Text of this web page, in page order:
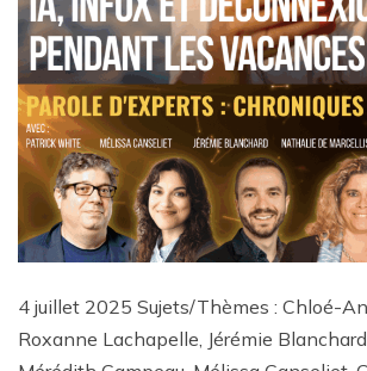
4 juillet 2025 Sujets/Thèmes : Chloé-
Roxanne Lachapelle, Jérémie